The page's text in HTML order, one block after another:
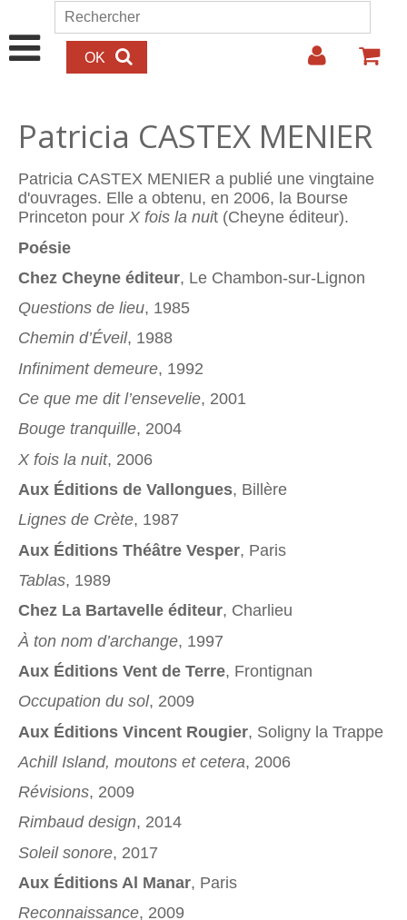
Aller au contenu principal
Formulaire de recherche
Rechercher
Patricia CASTEX MENIER
Patricia CASTEX MENIER a publié une vingtaine
d'ouvrages. Elle a obtenu, en 2006, la Bourse
Princeton pour X fois la nuit (Cheyne éditeur).
Poésie
Chez Cheyne éditeur, Le Chambon-sur-Lignon
Questions de lieu, 1985
Chemin d’Éveil, 1988
Infiniment demeure, 1992
Ce que me dit l’ensevelie, 2001
Bouge tranquille, 2004
X fois la nuit, 2006
Aux Éditions de Vallongues, Billère
Lignes de Crète, 1987
Aux Éditions Théâtre Vesper, Paris
Tablas, 1989
Chez La Bartavelle éditeur, Charlieu
À ton nom d’archange, 1997
Aux Éditions Vent de Terre, Frontignan
Occupation du sol, 2009
Aux Éditions Vincent Rougier, Soligny la Trappe
Achill Island, moutons et cetera, 2006
Révisions, 2009
Rimbaud design, 2014
Soleil sonore, 2017
Aux Éditions Al Manar, Paris
Reconnaissance, 2009